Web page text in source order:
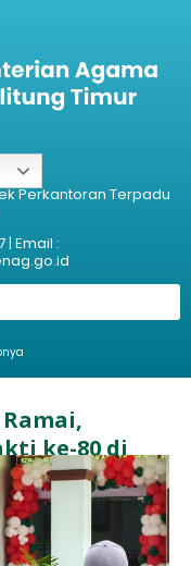
Perkantoran Terpadu
| Email :
ke-80 di